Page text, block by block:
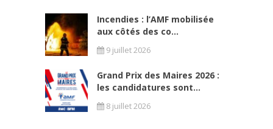
Incendies : l’AMF mobilisée
aux côtés des co...
9 juillet 2026
Grand Prix des Maires 2026 :
les candidatures sont...
8 juillet 2026